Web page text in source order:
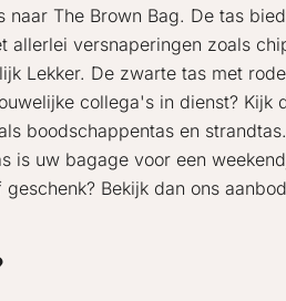
The Brown Bag. De tas
versnaperingen zoals
Lekker. De zwarte tas met
collega's in dienst? Kijk
boodschappentas en
is uw bagage voor een
Bekijk dan ons aanbod